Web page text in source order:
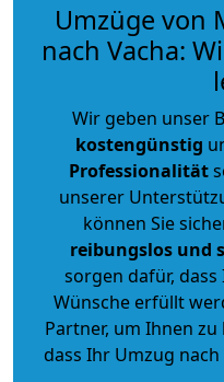
Umzüge von
nach Vacha:
Wir geben unser
kostengünstig
Professionalität
unserer
können Sie
reibungslos und
sorgen dafür,
Wünsche erfüllt
Partner, um Ihnen
dass Ihr Umzug